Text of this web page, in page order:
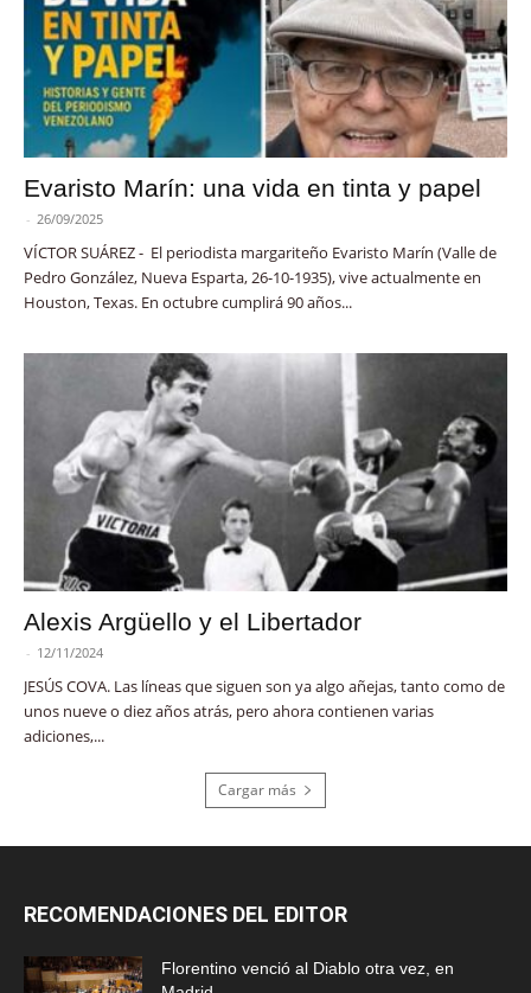
Evaristo Marín: una vida en tinta y papel
- 26/09/2025
VÍCTOR SUÁREZ - El periodista margariteño Evaristo Marín (Valle de
Pedro González, Nueva Esparta, 26-10-1935), vive actualmente en
Houston, Texas. En octubre cumplirá 90 años...
Alexis Argüello y el Libertador
- 12/11/2024
JESÚS COVA. Las líneas que siguen son ya algo añejas, tanto como de
unos nueve o diez años atrás, pero ahora contienen varias
adiciones,...
Cargar más
RECOMENDACIONES DEL EDITOR
Florentino venció al Diablo otra vez, en